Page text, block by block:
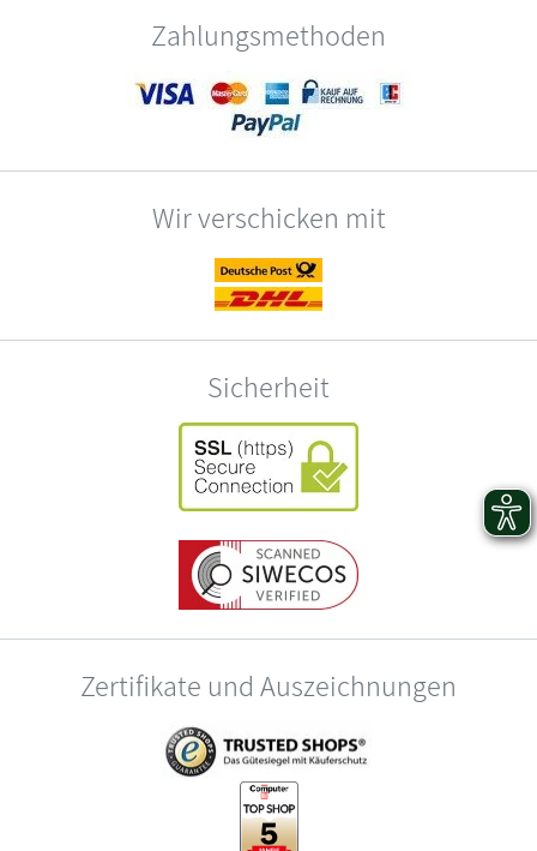
Zahlungsmethoden
Wir verschicken mit
Sicherheit
Zertifikate und Auszeichnungen